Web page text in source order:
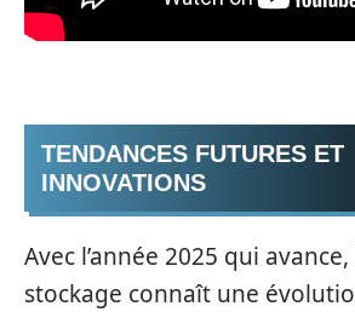
TENDANCES FUTURES ET
INNOVATIONS
Avec l’année 2025 qui
stockage connaît une